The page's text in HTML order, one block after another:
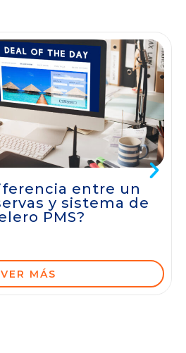
entre un
y sistema de
PMS?
VER MÁS